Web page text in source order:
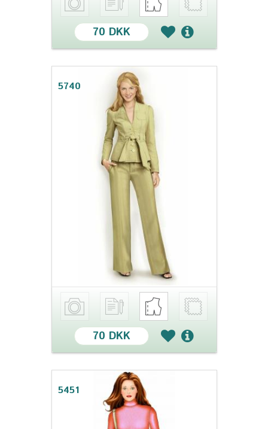
70 DKK
5740
70 DKK
5451